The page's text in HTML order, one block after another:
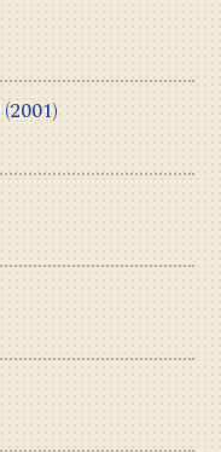
(2001)